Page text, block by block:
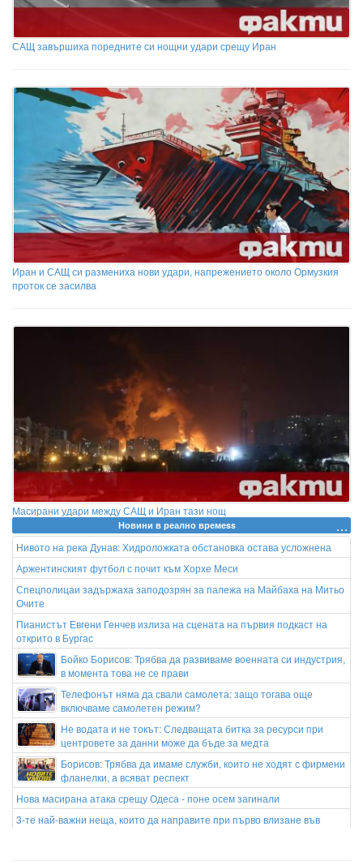
САЩ завършиха поредните си нощни удари срещу Иран
Иран и САЩ си размениха нови удари, напрежението около Ормузкия
проток се засилва
Масирани удари между САЩ и Иран тази нощ
Новини в реално времеss
Нивото на река Дунав: Хидроложката обстановка остава усложнена
Аржентинският футбол с почит към Хорхе Меси
Спецполицаи задържаха заподозрян за палежа на Майбаха на Митьо
Очите
Пианистът Евгени Генчев излиза на сцената на първия подкаст на
открито в Бургас
Бойко Борисов: Трябва да развиваме военната си индустрия,
в момента това не се прави
Телефонът няма да свали самолета: защо тогава още
включваме самолетен режим?
Не водата и не токът: Следващата битка за ресурси при
центровете за данни може да бъде за медта
Борисов: Трябва да имаме служби, които не ходят с фирмени
фланелки, а всяват респект
Нова масирана атака срещу Одеса - поне осем загинали
3-те най-важни неща, които да направите при първо влизане във